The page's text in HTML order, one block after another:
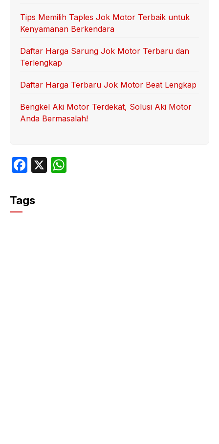
Tips Memilih Taples Jok Motor Terbaik untuk
Kenyamanan Berkendara
Daftar Harga Sarung Jok Motor Terbaru dan
Terlengkap
Daftar Harga Terbaru Jok Motor Beat Lengkap
Bengkel Aki Motor Terdekat, Solusi Aki Motor
Anda Bermasalah!
F
c
e
X
Tags